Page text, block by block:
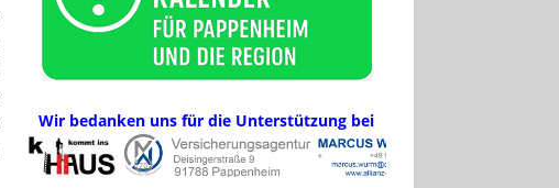
Wir bedanken uns für die Unterstützung bei